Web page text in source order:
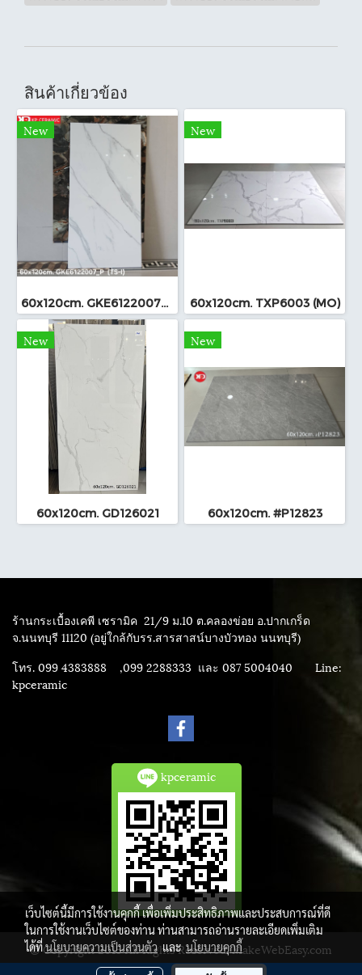
สินค้าเกี่ยวข้อง
New
60x120cm. GKE6122007_P (TS-I)
New
60x120cm. TXP6003 (MO)
New
60x120cm. GD126021
New
60x120cm. #P12823
ร้านกระเบื้องเคพี เซรามิค 21/9 ม.10 ต.คลองข่อย อ.ปากเกร็ด
จ.นนทบุรี 11120 (อยู่ใกล้กับรร.สารสาสน์บางบัวทอง นนทบุรี)
โทร. 099 4383888 ,099 2288333 และ 087 5004040 Line:
kpceramic
kpceramic
© Copyright 2015 All Rights Reserved. MakeWebEasy.com
เว็บไซต์นี้มีการใช้งานคุกกี้ เพื่อเพิ่มประสิทธิภาพและประสบการณ์ที่ดี
ในการใช้งานเว็บไซต์ของท่าน ท่านสามารถอ่านรายละเอียดเพิ่มเติม
ได้ที่นโยบายความเป็นส่วนตัวและนโยบายคุกกี้